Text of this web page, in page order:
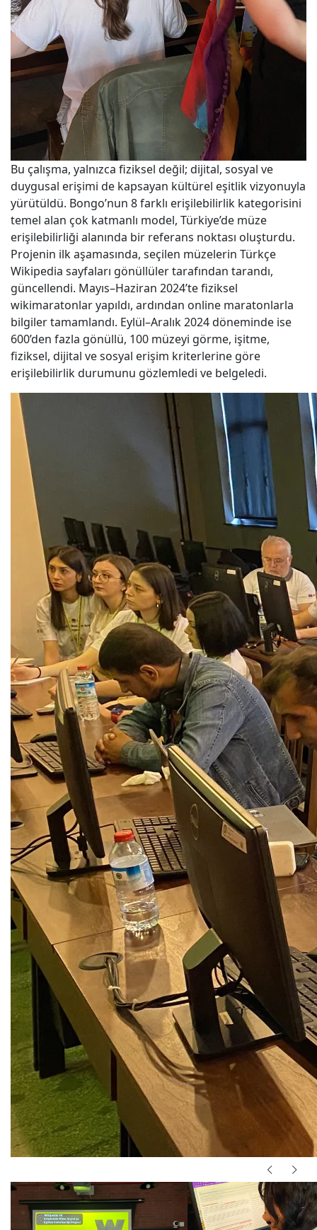
Bu çalışma, yalnızca fiziksel değil; dijital, sosyal ve
duygusal erişimi de kapsayan kültürel eşitlik vizyonuyla
yürütüldü. Bongo’nun 8 farklı erişilebilirlik kategorisini
temel alan çok katmanlı model, Türkiye’de müze
erişilebilirliği alanında bir referans noktası oluşturdu.
Projenin ilk aşamasında, seçilen müzelerin Türkçe
Wikipedia sayfaları gönüllüler tarafından tarandı,
güncellendi. Mayıs–Haziran 2024’te fiziksel
wikimaratonlar yapıldı, ardından online maratonlarla
bilgiler tamamlandı. Eylül–Aralık 2024 döneminde ise
600’den fazla gönüllü, 100 müzeyi görme, işitme,
fiziksel, dijital ve sosyal erişim kriterlerine göre
erişilebilirlik durumunu gözlemledi ve belgeledi.